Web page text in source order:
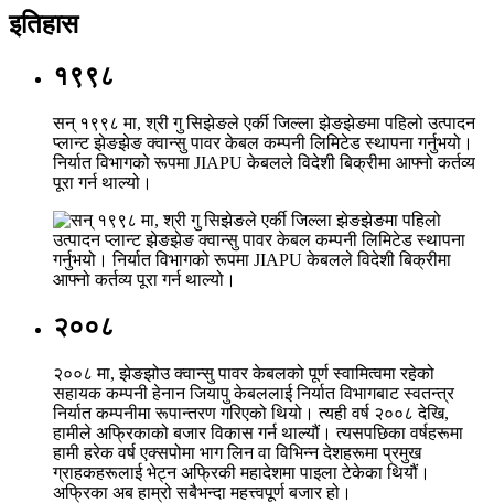
इतिहास
१९९८
सन् १९९८ मा, श्री गु सिझेङले एर्की जिल्ला झेङझेङमा पहिलो उत्पादन
प्लान्ट झेङझेङ क्वान्सु पावर केबल कम्पनी लिमिटेड स्थापना गर्नुभयो।
निर्यात विभागको रूपमा JIAPU केबलले विदेशी बिक्रीमा आफ्नो कर्तव्य
पूरा गर्न थाल्यो।
२००८
२००८ मा, झेङझोउ क्वान्सु पावर केबलको पूर्ण स्वामित्वमा रहेको
सहायक कम्पनी हेनान जियापु केबललाई निर्यात विभागबाट स्वतन्त्र
निर्यात कम्पनीमा रूपान्तरण गरिएको थियो। त्यही वर्ष २००८ देखि,
हामीले अफ्रिकाको बजार विकास गर्न थाल्यौं। त्यसपछिका वर्षहरूमा
हामी हरेक वर्ष एक्सपोमा भाग लिन वा विभिन्न देशहरूमा प्रमुख
ग्राहकहरूलाई भेट्न अफ्रिकी महादेशमा पाइला टेकेका थियौं।
अफ्रिका अब हाम्रो सबैभन्दा महत्त्वपूर्ण बजार हो।